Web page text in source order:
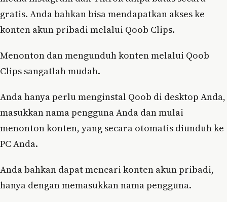
gratis. Anda bahkan bisa mendapatkan akses ke
konten akun pribadi melalui Qoob Clips.
Menonton dan mengunduh konten melalui Qoob
Clips sangatlah mudah.
Anda hanya perlu menginstal Qoob di desktop Anda,
masukkan nama pengguna Anda dan mulai
menonton konten, yang secara otomatis diunduh ke
PC Anda.
Anda bahkan dapat mencari konten akun pribadi,
hanya dengan memasukkan nama pengguna.